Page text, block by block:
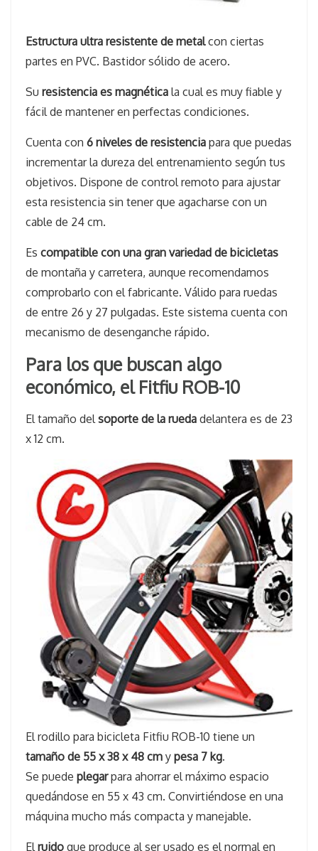
Estructura ultra resistente de metalcon ciertas
partes en PVC. Bastidor sólido de acero.
Su resistencia es magnética la cual es muy fiable y
fácil de mantener en perfectas condiciones.
Cuenta con 6 niveles de resistencia para que puedas
incrementar la dureza del entrenamiento según tus
objetivos. Dispone de control remoto para ajustar
esta resistencia sin tener que agacharse con un
cable de 24 cm.
Es compatible con una gran variedad de bicicletas
de montaña y carretera, aunque recomendamos
comprobarlo con el fabricante. Válido para ruedas
de entre 26 y 27 pulgadas. Este sistema cuenta con
mecanismo de desenganche rápido.
Para los que buscan algo
económico, el Fitfiu ROB-10
El tamaño delsoporte de la rueda delantera es de 23
x 12 cm.
El rodillo para bicicleta Fitfiu ROB-10 tiene un
tamaño de 55 x 38 x 48 cm y pesa 7 kg.
Se puede plegarpara ahorrar el máximo espacio
quedándose en 55 x 43 cm. Convirtiéndose en una
máquina mucho más compacta y manejable.
Elruido que produce al ser usado es el normal en